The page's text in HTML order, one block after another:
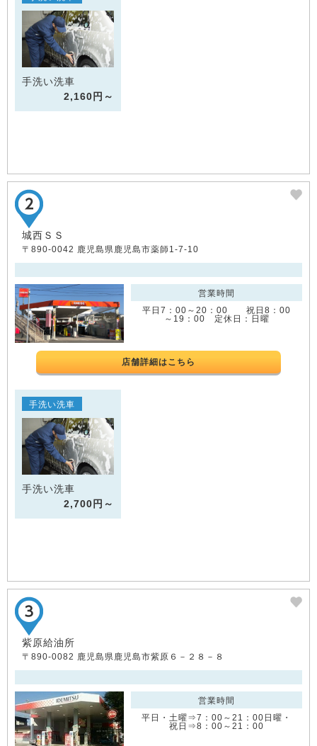
手洗い洗車
2,160円～
城西ＳＳ
〒890-0042 鹿児島県鹿児島市薬師1-7-10
営業時間
平日7：00～20：00 祝日8：00
～19：00 定休日：日曜
店舗詳細はこちら
手洗い洗車
手洗い洗車
2,700円～
紫原給油所
〒890-0082 鹿児島県鹿児島市紫原６－２８－８
営業時間
平日・土曜⇒7：00～21：00日曜・
祝日⇒8：00～21：00